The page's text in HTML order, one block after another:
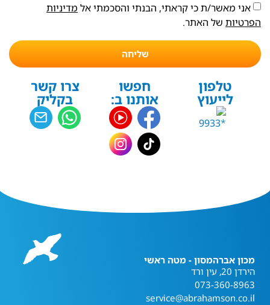
אני מאשר/ת כי קראתי, הבנתי והסכמתי אל מדיניות
הפרטיות של האתר.
שליחה
טלפון
לייעוץ
חפשו
אותנו ב:
צרו קשר
בקליק
מכון אברהמסון - מטה ראשי
הירדן 20, עין ורד
073-360-8963
service@abrahamson.co.il